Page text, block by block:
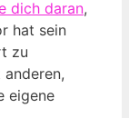
dich daran,
hat sein
zu
eigene